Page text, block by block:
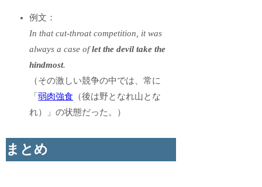
例文：
In that cut-throat competition, it was
always a case oflet the devil take the
hindmost.
（その激しい競争の中では、常に
「弱肉強食 （後は野となれ山とな
れ）」の状態だった。）
まとめ